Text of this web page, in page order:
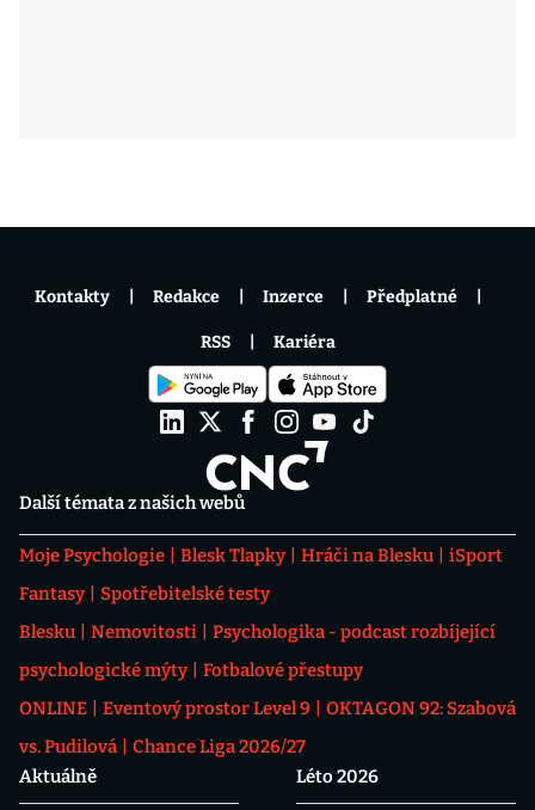
Další témata z našich webů
Moje Psychologie Blesk Tlapky Hráči na Blesku
iSport
Fantasy
Spotřebitelské testy
Blesku
Nemovitosti
Psychologika - podcast rozbíjející
psychologické mýty
Fotbalové přestupy
ONLINE
Eventový prostor Level 9
OKTAGON 92: Szabová
vs. Pudilová
Chance Liga 2026/27
Aktuálně
Léto 2026
Kontakty Redakce Inzerce Předplatné
RSS Kariéra